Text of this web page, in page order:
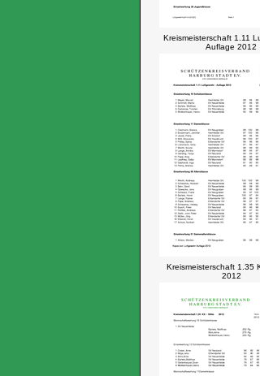
Kreismeisterschaft 1.11
Auflage 2012
Kreismeisterschaft 1.35
2012